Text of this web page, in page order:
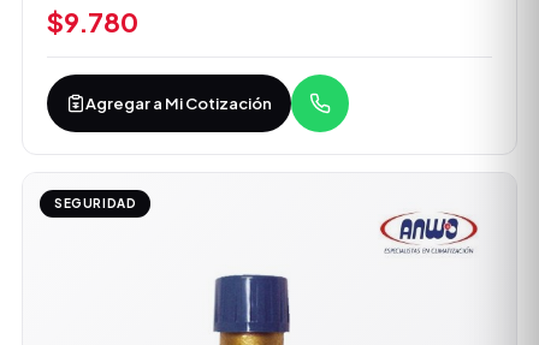
$9.780
Agregar a Mi Cotización
SEGURIDAD